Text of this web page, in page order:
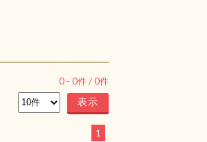
0 - 0件 /0件
1